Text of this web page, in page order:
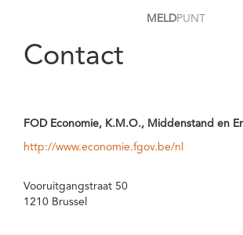
MELDPUNT
Contact
FOD Economie, K.M.O., Middenstand en
http://www.economie.fgov.be/nl
Vooruitgangstraat 50
1210 Brussel